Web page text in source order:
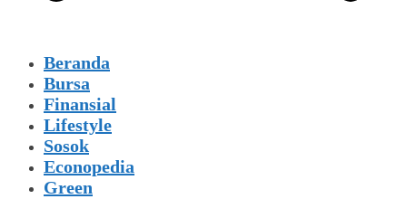
Beranda
Bursa
Finansial
Lifestyle
Sosok
Econopedia
Green